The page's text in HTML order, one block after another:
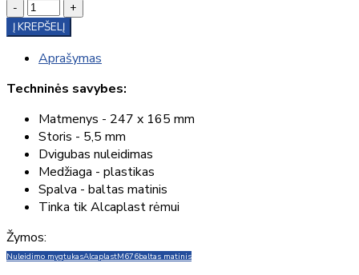
-
+
Į KREPŠELĮ
Aprašymas
Techninės savybes:
Matmenys - 247 x 165 mm
Storis - 5,5 mm
Dvigubas nuleidimas
Medžiaga - plastikas
Spalva - baltas matinis
Tinka tik Alcaplast rėmui
Žymos:
Nuleidimo mygtukasAlcaplastM676baltas matinis